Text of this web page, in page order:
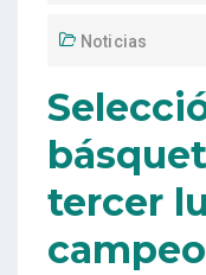
Noticias
tercer